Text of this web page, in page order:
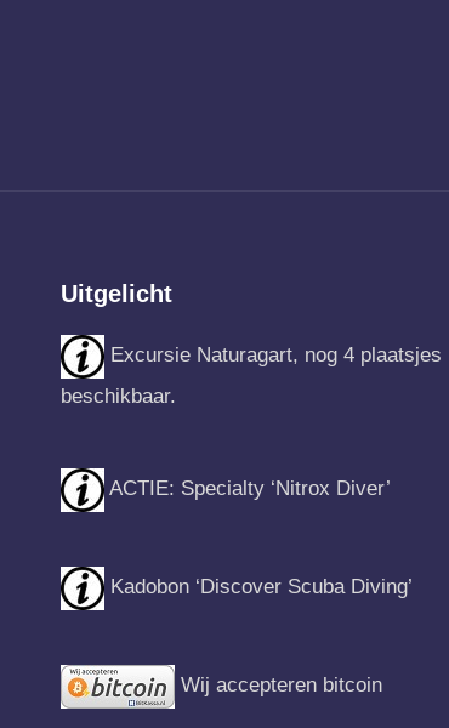
Uitgelicht
Excursie Naturagart, nog 4 plaatsjes
beschikbaar.
ACTIE: Specialty ‘Nitrox Diver’
Kadobon ‘Discover Scuba Diving’
Wij accepteren bitcoin